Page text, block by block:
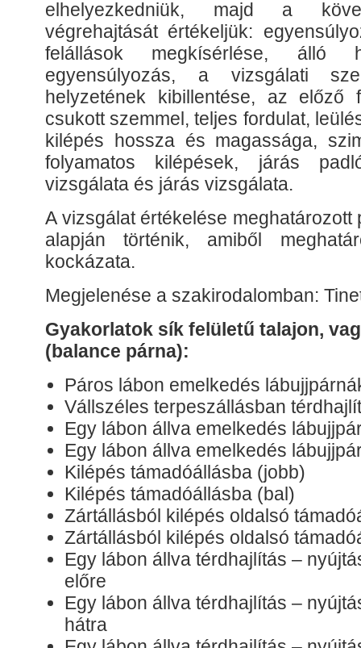
elhelyezkedniük, majd a
végrehajtását értékeljük:
felállások megkísérlése, álló
egyensúlyozás, a vizsgálati
helyzetének kibillentése, az előző
csukott szemmel, teljes fordulat,
kilépés hossza és magassága,
folyamatos kilépések, járás
vizsgálata és járás vizsgálata.
A vizsgálat értékelése
alapján történik, amiből
kockázata.
Megjelenése a szakirodalomban:
Gyakorlatok sík felületű talajon,
(balance párna):
Páros lábon emelkedés
Vállszéles terpeszállásban
Egy lábon állva emelkedés
Egy lábon állva emelkedés
Kilépés támadóállásba (jobb)
Kilépés támadóállásba (bal)
Zártállásból kilépés oldalsó
Zártállásból kilépés oldalsó
Egy lábon állva térdhajlítás –
előre
Egy lábon állva térdhajlítás –
hátra